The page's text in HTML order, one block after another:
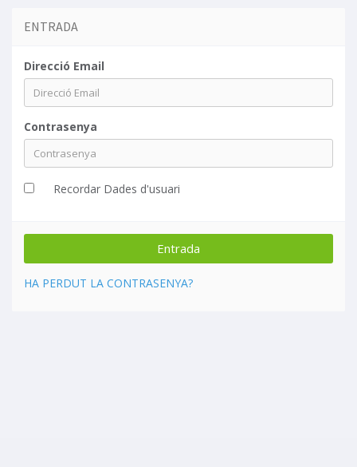
ENTRADA
Direcció Email
Contrasenya
Recordar Dades d'usuari
HA PERDUT LA CONTRASENYA?